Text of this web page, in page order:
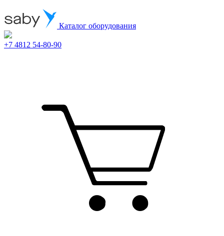
Каталог оборудования
+7 4812 54-80-90